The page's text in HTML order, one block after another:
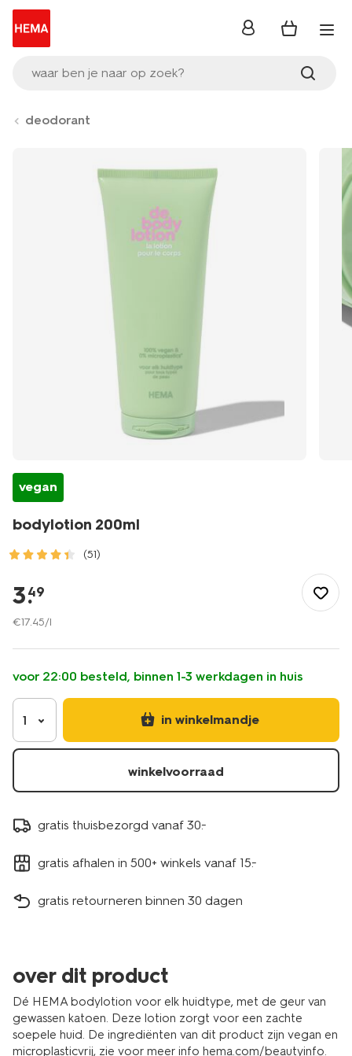
waar ben je naar op zoek?
inloggen
deodorant
vegan
bodylotion 200ml
(51)
gezond/persoonlijke-
verzorging/lichaamsverzorging/deodorant/bodylotion-
200ml-
3.
49
€17.45/l
voor 22:00 besteld, binnen 1-3 werkdagen in huis
1 in winkelmandje
winkelvoorraad
gratis thuisbezorgd vanaf 30.-
gratis afhalen in 500+ winkels vanaf 15.-
gratis retourneren binnen 30 dagen
over dit product
Dé HEMA bodylotion voor elk huidtype, met de geur van
gewassen katoen. Deze lotion zorgt voor een zachte
soepele huid. De ingrediënten van dit product zijn vegan en
microplasticvrij, zie voor meer info hema.com/beautyinfo.